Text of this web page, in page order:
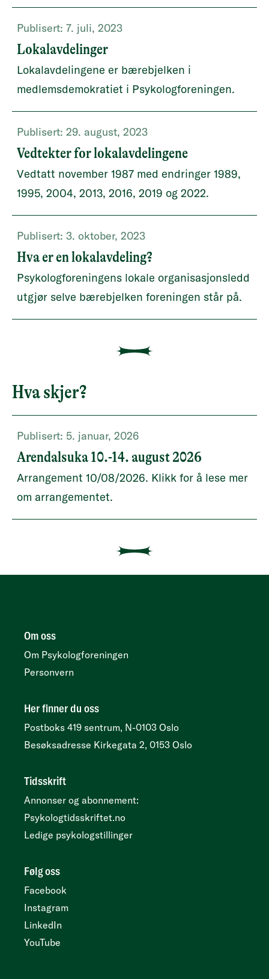
Publisert: 7. juli, 2023
Lokalavdelinger
Lokalavdelingene er bærebjelken i
medlemsdemokratiet i Psykologforeningen.
Publisert: 29. august, 2023
Vedtekter for lokalavdelingene
Vedtatt november 1987 med endringer 1989,
1995, 2004, 2013, 2016, 2019 og 2022.
Publisert: 3. oktober, 2023
Hva er en lokalavdeling?
Psykologforeningens lokale organisasjonsledd
utgjør selve bærebjelken foreningen står på.
Hva skjer?
Publisert: 5. januar, 2026
Arendalsuka 10.-14. august 2026
Arrangement 10/08/2026. Klikk for å lese mer
om arrangementet.
Om oss
Om Psykologforeningen
Personvern
Her finner du oss
Postboks 419 sentrum, N-0103 Oslo
Besøksadresse Kirkegata 2, 0153 Oslo
Tidsskrift
Annonser og abonnement:
Psykologtidsskriftet.no
Ledige psykologstillinger
Følg oss
Facebook
Instagram
LinkedIn
YouTube